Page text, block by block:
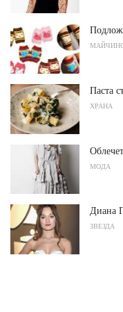
Паста
ХРАНА
МОДА
Диана
ЗВЕЗДА